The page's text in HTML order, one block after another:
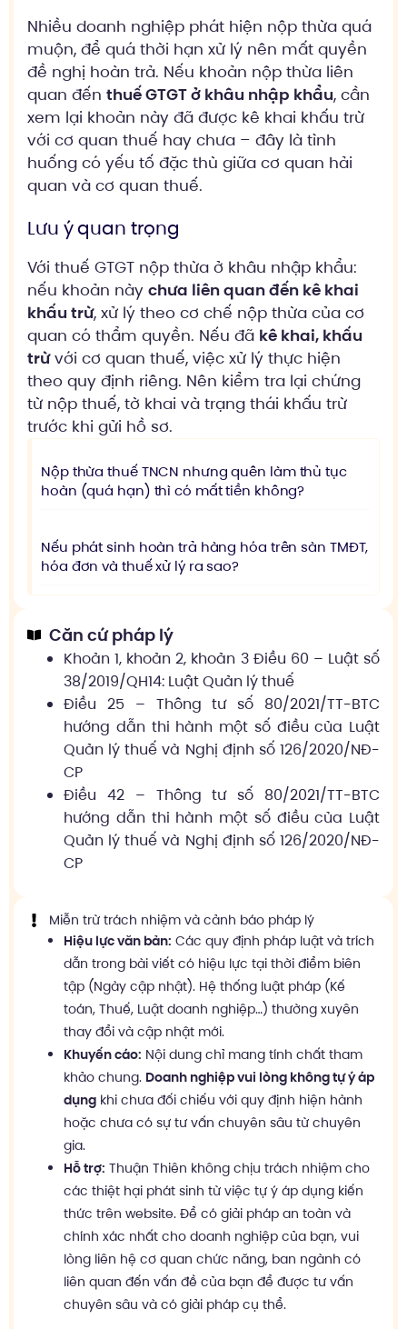
Nhiều doanh nghiệp phát hiện nộp thừa quá
muộn, để quá thời hạn xử lý nên mất quyền
đề nghị hoàn trả. Nếu khoản nộp thừa liên
quan đến thuế GTGT ở khâu nhập khẩu, cần
xem lại khoản này đã được kê khai khấu trừ
với cơ quan thuế hay chưa – đây là tình
huống có yếu tố đặc thù giữa cơ quan hải
quan và cơ quan thuế.
Lưu ý quan trọng
Với thuế GTGT nộp thừa ở khâu nhập khẩu:
nếu khoản này chưa liên quan đến kê khai
khấu trừ, xử lý theo cơ chế nộp thừa của cơ
quan có thẩm quyền. Nếu đã kê khai, khấu
trừvới cơ quan thuế, việc xử lý thực hiện
theo quy định riêng. Nên kiểm tra lại chứng
từ nộp thuế, tờ khai và trạng thái khấu trừ
trước khi gửi hồ sơ.
Nộp thừa thuế TNCN nhưng quên làm thủ tục
hoàn (quá hạn) thì có mất tiền không?
Nếu phát sinh hoàn trả hàng hóa trên sàn TMĐT,
hóa đơn và thuế xử lý ra sao?
Căn cứ pháp lý
Khoản 1, khoản 2, khoản 3 Điều 60 – Luật số
38/2019/QH14: Luật Quản lý thuế
Điều 25 – Thông tư số 80/2021/TT-BTC
hướng dẫn thi hành một số điều của Luật
Quản lý thuế và Nghị định số 126/2020/NĐ-
CP
Điều 42 – Thông tư số 80/2021/TT-BTC
hướng dẫn thi hành một số điều của Luật
Quản lý thuế và Nghị định số 126/2020/NĐ-
CP
Miễn trừ trách nhiệm và cảnh báo pháp lý
Hiệu lực văn bản: Các quy định pháp luật và trích
dẫn trong bài viết có hiệu lực tại thời điểm biên
tập (Ngày cập nhật). Hệ thống luật pháp (Kế
toán, Thuế, Luật doanh nghiệp…) thường xuyên
thay đổi và cập nhật mới.
Khuyến cáo: Nội dung chỉ mang tính chất tham
khảo chung. Doanh nghiệp vui lòng không tự ý áp
dụng khi chưa đối chiếu với quy định hiện hành
hoặc chưa có sự tư vấn chuyên sâu từ chuyên
gia.
Hỗ trợ: Thuận Thiên không chịu trách nhiệm cho
các thiệt hại phát sinh từ việc tự ý áp dụng kiến
thức trên website. Để có giải pháp an toàn và
chính xác nhất cho doanh nghiệp của bạn, vui
lòng liên hệ cơ quan chức năng, ban ngành có
liên quan đến vấn đề của bạn để được tư vấn
chuyên sâu và có giải pháp cụ thể.